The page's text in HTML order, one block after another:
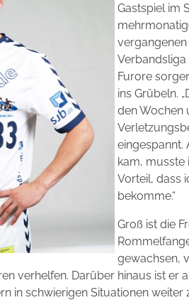
Gastspiel im
vergangenen
Furore
ins Grübeln.
den Wochen
eingespannt.
kam, musste
Vorteil, dass
bekomme.“
Groß ist die
gewachsen,
verhelfen. Darüber hinaus ist
in schwierigen Situationen